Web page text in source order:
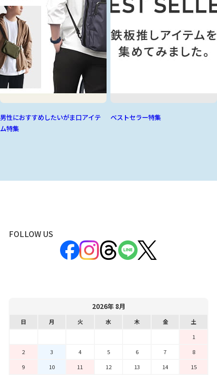
男性におすすめしたいがま口アイテ
ム特集
ベストセラー特集
FOLLOW US
2026年 8月
日 月 火 水 木 金
土
1
2
3 4 5 6 7
8
9
10 11 12 13 14
15